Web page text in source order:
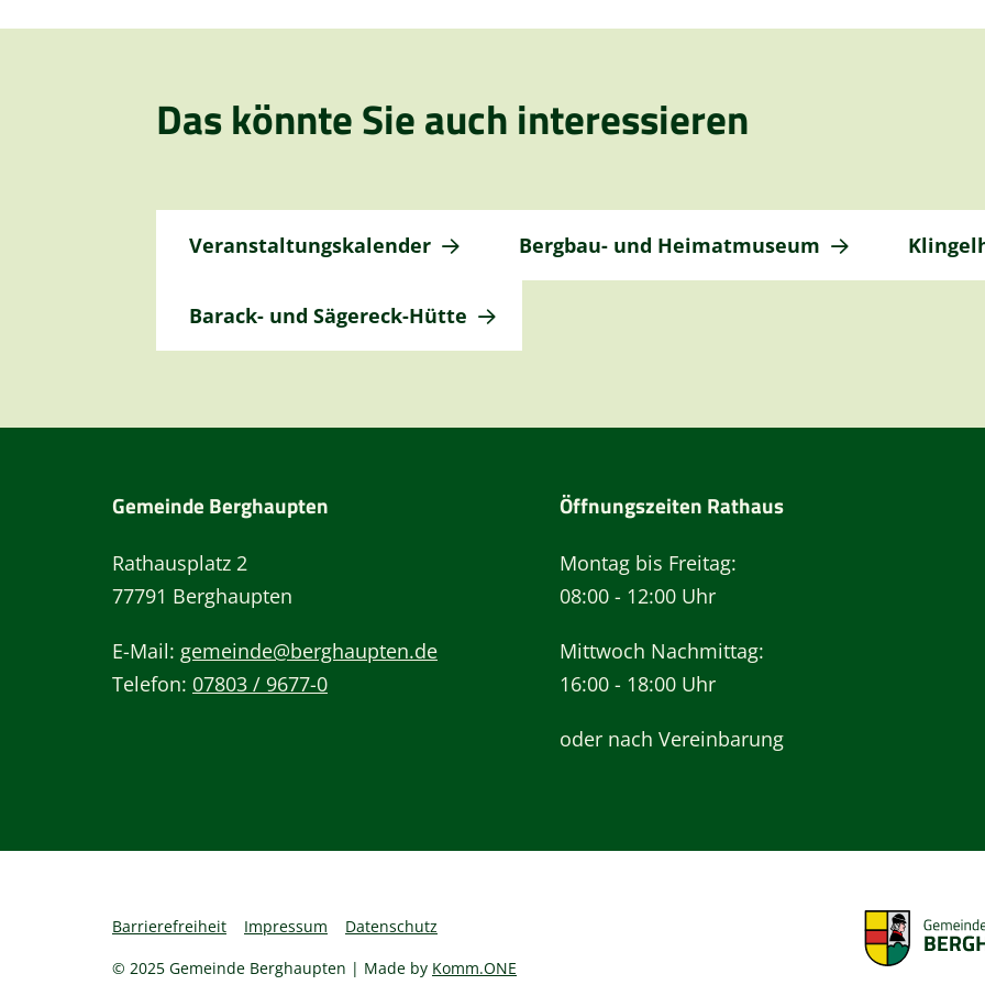
Das könnte Sie auch interessieren
Veranstaltungskalender Bergbau- und Heimatmuseum
Barack- und Sägereck-Hütte
Gemeinde Berghaupten
Rathausplatz 2
77791 Berghaupten
E-Mail: gemeinde@berghaupten.de
Telefon: 07803 / 9677-0
Öffnungszeiten Rathaus
Montag bis Freitag:
08:00 - 12:00 Uhr
Mittwoch Nachmittag:
16:00 - 18:00 Uhr
oder nach Vereinbarung
Barrierefreiheit Impressum
Datenschutz
© 2025 Gemeinde Berghaupten | Made by Komm.ONE